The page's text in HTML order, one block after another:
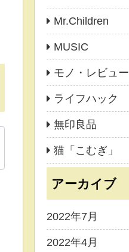
Mr.Children
MUSIC
モノ・レビュー
ライフハック
無印良品
猫「こむぎ」
アーカイブ
2022年7月
2022年4月